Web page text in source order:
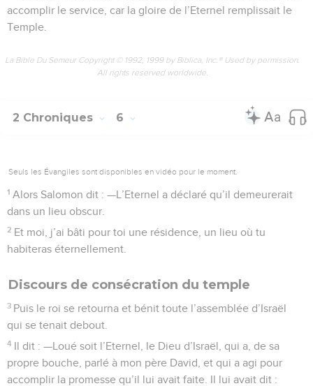
accomplir le service, car la gloire de l’Eternel remplissait le
Temple.
La Bible Du Semeur Copyright © 1992, 1999 by Biblica, Inc.® Used by permission.
All rights reserved worldwide.
2 Chroniques 6
Seuls les Évangiles sont disponibles en vidéo pour le moment.
1 Alors Salomon dit : —L’Eternel a déclaré qu’il demeurerait
dans un lieu obscur.
2 Et moi, j’ai bâti pour toi une résidence, un lieu où tu
habiteras éternellement.
Discours de consécration du temple
3 Puis le roi se retourna et bénit toute l’assemblée d’Israël
qui se tenait debout.
4 Il dit : —Loué soit l’Eternel, le Dieu d’Israël, qui a, de sa
propre bouche, parlé à mon père David, et qui a agi pour
accomplir la promesse qu’il lui avait faite. Il lui avait dit :